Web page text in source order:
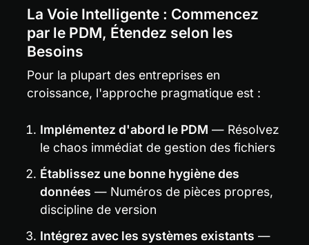
La Voie Intelligente : Commencez
par le PDM, Étendez selon les
Besoins
Pour la plupart des entreprises en
croissance, l'approche pragmatique est :
Implémentez d'abord le PDM — Résolvez
le chaos immédiat de gestion des fichiers
Établissez une bonne hygiène des
données — Numéros de pièces propres,
discipline de version
Intégrez avec les systèmes existants —